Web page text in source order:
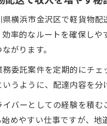
横浜市金沢区で軽貨物
率的なルートを確保し
がります。
務委託案件を定期的にチ
うように、配達内容を分
バーとしての経験を積
めやすい仕事ですが、地